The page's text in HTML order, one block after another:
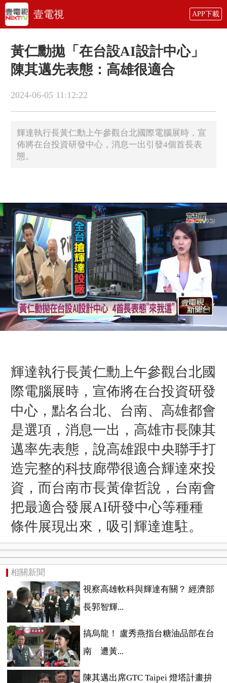
壹電視 APP下載
黃仁勳拋「在台設AI設計中心」
陳其邁先表態：高雄很適合
2024-06-05 11:12:22
輝達執行長黃仁勳上午參觀台北國際電腦展時，宣
佈將在台投資研發中心，消息一出引發4個首長表
態。
輝達執行長黃仁勳上午參觀台北國
際電腦展時，宣佈將在台投資研發
中心，點名台北、台南、高雄都會
是選項，消息一出，高雄市長陳其
邁率先表態，說高雄跟中央聯手打
造完整的科技廊帶很適合輝達來投
資，而台南市長黃偉哲說，台南會
把最適合發展AI研發中心等種種
條件展現出來，吸引輝達進駐。
相關新聞
視察高雄軟科與輝達有關？ 經濟部
長郭智輝...
搞烏龍！ 盧秀燕指台糖油品部在台
南 遭黃...
陳其邁出席GTC Taipei 燈塔計畫拚